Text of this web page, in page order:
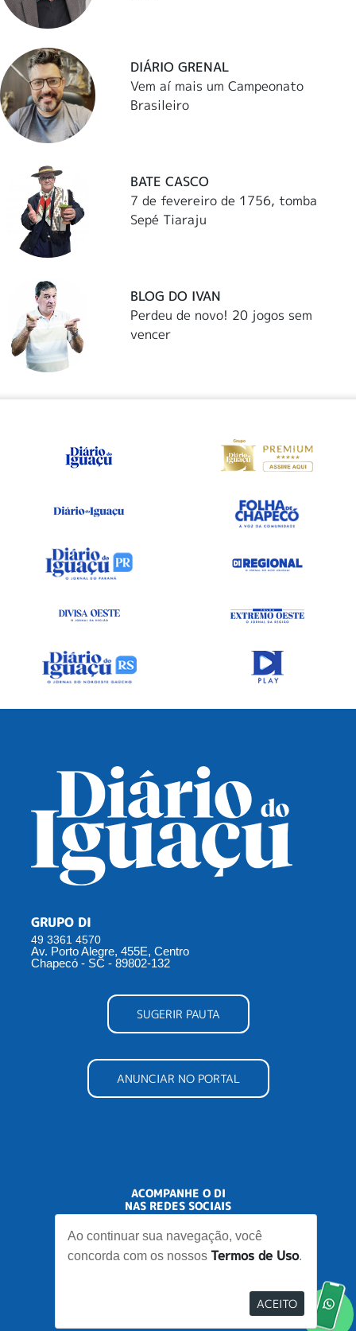
Ao continuar sua navegação, você
concorda com os nossos Termos de Uso.
ACEITO
DIÁRIO GRENAL
Vem aí mais um Campeonato
Brasileiro
BATE CASCO
7 de fevereiro de 1756, tomba
Sepé Tiaraju
BLOG DO IVAN
Perdeu de novo! 20 jogos sem
vencer
GRUPO DI
49 3361 4570
Av. Porto Alegre, 455E, Centro
Chapecó - SC - 89802-132
SUGERIR PAUTA
ANUNCIAR NO PORTAL
ACOMPANHE O DI
NAS REDES SOCIAIS